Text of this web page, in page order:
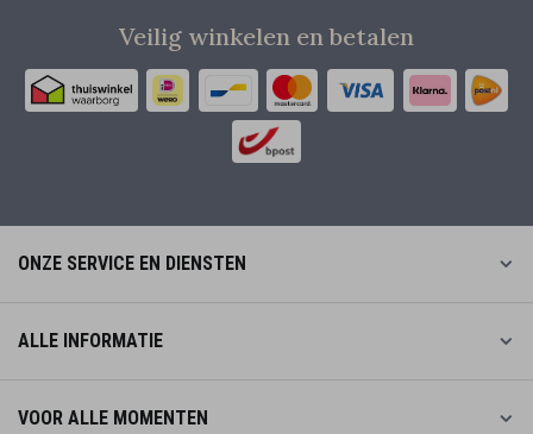
Veilig winkelen en betalen
ONZE SERVICE EN DIENSTEN
ALLE INFORMATIE
VOOR ALLE MOMENTEN